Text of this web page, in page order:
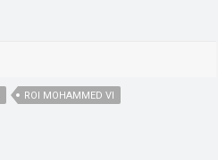
ROI MOHAMMED VI